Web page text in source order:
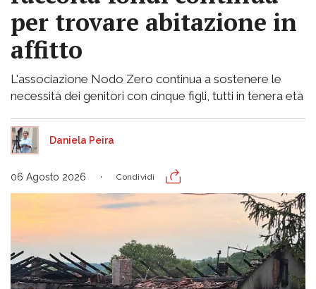
per trovare abitazione in
affitto
L'associazione Nodo Zero continua a sostenere le
necessità dei genitori con cinque figli, tutti in tenera età
Daniela Peira
06 Agosto 2026 Condividi